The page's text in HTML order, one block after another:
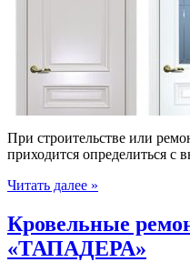
При строительстве или
приходится определиться
Читать далее »
Кровельные
«ТАПАДЕРА»